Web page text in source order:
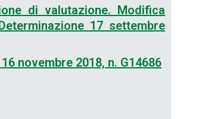
di valutazione. Modifica
17 settembre
novembre 2018, n. G14686